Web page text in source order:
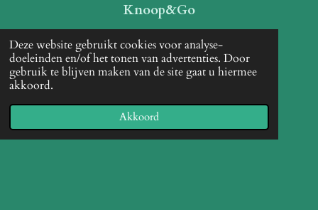
Deze website gebruikt cookies voor analyse-
doeleinden en/of het tonen van advertenties. Door
gebruik te blijven maken van de site gaat u hiermee
akkoord.
Akkoord
Knoop&Go
Leentje Van Dijck
Kespier 10
BE 0568579455